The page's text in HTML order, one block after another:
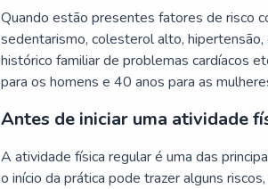
Quando estão presentes fatores de risco
sedentarismo, colesterol alto,
histórico familiar de problemas cardíacos
para os homens e 40 anos para as
Antes de iniciar uma atividade
A atividade física regular é uma das
o início da prática pode trazer alguns